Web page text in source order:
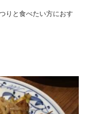
りと食べたい方におす